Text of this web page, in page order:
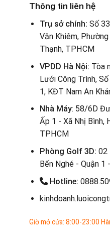
Thông tin liên hệ
Trụ sở chính: Số
Văn Khiêm,
Thạnh, TPHCM
VPDD Hà Nội: Tòa
Lưới Công Trình,
1, KĐT Nam An
Nhà Máy: 58/6D
Ấp 1 - Xã Nhị Bình,
TPHCM
Phòng Golf 3D:02
Bến Nghé - Quận 1
Hotline:
Giờ mở cửa: 8:00-23:00